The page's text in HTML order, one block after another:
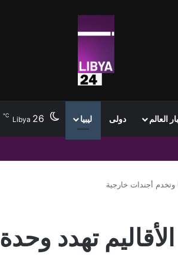
العالم دولى ليبيا Libya 26
℃
وتخدم أجندات خارجية
تهدد وحدة